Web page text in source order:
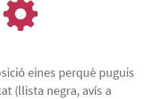
eines perquè puguis
(llista negra, avís a